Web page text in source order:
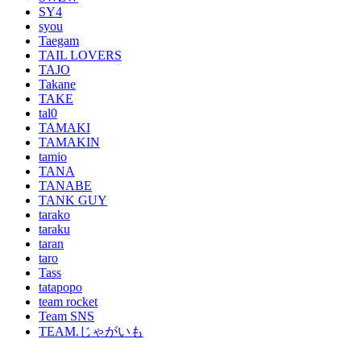
SY4
syou
Taegam
TAIL LOVERS
TAJO
Takane
TAKE
tal0
TAMAKI
TAMAKIN
tamio
TANA
TANABE
TANK GUY
tarako
taraku
taran
taro
Tass
tatapopo
team rocket
Team SNS
TEAM.じゃがいも